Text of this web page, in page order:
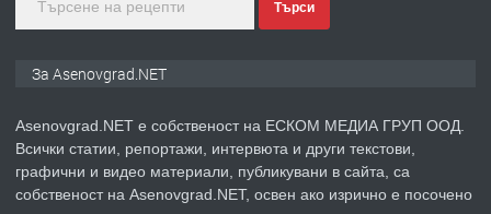
преди 2 години
ПРЕДЛАГА ремонт на покриви
Търси
За Asenovgrad.NET
Asenovgrad.NET е собственост на ЕСКОМ МЕДИА ГРУП ООД.
Всички статии, репортажи, интервюта и други текстови,
графични и видео материали, публикувани в сайта, са
собственост на Asenovgrad.NET, освен ако изрично е посочено